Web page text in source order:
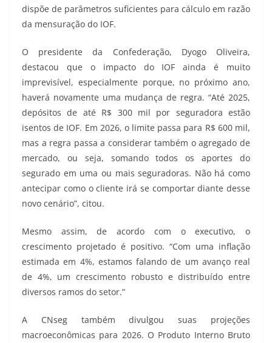
dispõe de parâmetros suficientes para cálculo em razão
da mensuração do IOF.
O presidente da Confederação, Dyogo Oliveira,
destacou que o impacto do IOF ainda é muito
imprevisível, especialmente porque, no próximo ano,
haverá novamente uma mudança de regra. “Até 2025,
depósitos de até R$ 300 mil por seguradora estão
isentos de IOF. Em 2026, o limite passa para R$ 600 mil,
mas a regra passa a considerar também o agregado de
mercado, ou seja, somando todos os aportes do
segurado em uma ou mais seguradoras. Não há como
antecipar como o cliente irá se comportar diante desse
novo cenário”, citou.
Mesmo assim, de acordo com o executivo, o
crescimento projetado é positivo. “Com uma inflação
estimada em 4%, estamos falando de um avanço real
de 4%, um crescimento robusto e distribuído entre
diversos ramos do setor.”
A CNseg também divulgou suas projeções
macroeconômicas para 2026. O Produto Interno Bruto